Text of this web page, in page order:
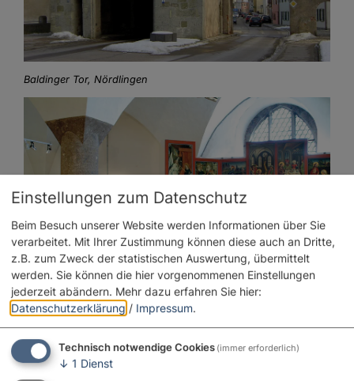
Baldinger Tor, Nördlingen
Stadtmuseum in Nördlingen - Säule aus Suevit
Einstellungen zum Datenschutz
Beim Besuch unserer Website werden Informationen über Sie
verarbeitet. Mit Ihrer Zustimmung können diese auch an Dritte,
z.B. zum Zweck der statistischen Auswertung, übermittelt
werden. Sie können die hier vorgenommenen Einstellungen
jederzeit abändern. Mehr dazu erfahren Sie hier:
Datenschutzerklärung / Impressum.
Technisch notwendige Cookies (immer erforderlich)
↓ 1 Dienst